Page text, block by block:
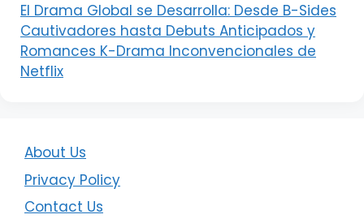
El Drama Global se Desarrolla: Desde B-Sides
Cautivadores hasta Debuts Anticipados y
Romances K-Drama Inconvencionales de
Netflix
About Us
Privacy Policy
Contact Us